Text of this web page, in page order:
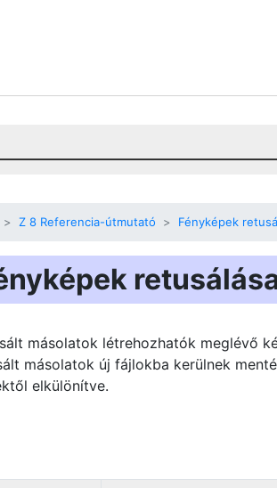
Z 8 Referencia-útmutató Fényképek
másolatok létrehozhatók meglévő
másolatok új fájlokba kerülnek
elkülönítve.